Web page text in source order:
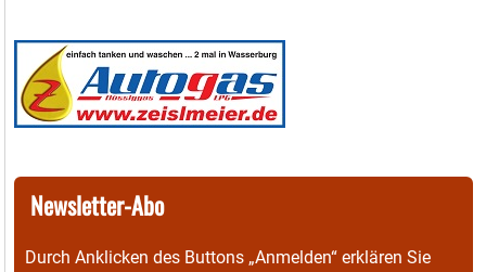
Newsletter-Abo
Durch Anklicken des Buttons „Anmelden“ erklären Sie